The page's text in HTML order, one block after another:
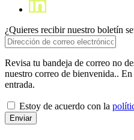
¿Quieres recibir nuestro boletín
Revisa tu bandeja de correo no
nuestro correo de bienvenida..
entrada.
Estoy de acuerdo con la